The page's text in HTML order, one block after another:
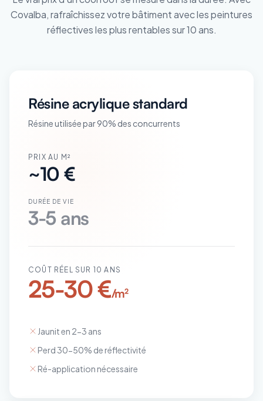
Covalba, rafraîchissez votre bâtiment avec les peintures
réflectives les plus rentables sur 10 ans.
Résine acrylique standard
Résine utilisée par 90% des concurrents
PRIX AU M²
~10 €
DURÉE DE VIE
3-5 ans
COÛT RÉEL SUR 10 ANS
25-30 €/m²
Jaunit en 2-3 ans
Perd 30-50% de réflectivité
Ré-application nécessaire